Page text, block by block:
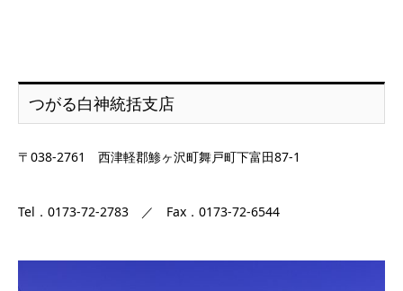
つがる白神統括支店
〒038-2761 西津軽郡鯵ヶ沢町舞戸町下富田87-1
Tel．0173-72-2783 ／ Fax．0173-72-6544